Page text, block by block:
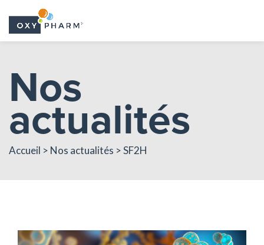
content
Nos
actualités
Accueil > Nos actualités > SF2H